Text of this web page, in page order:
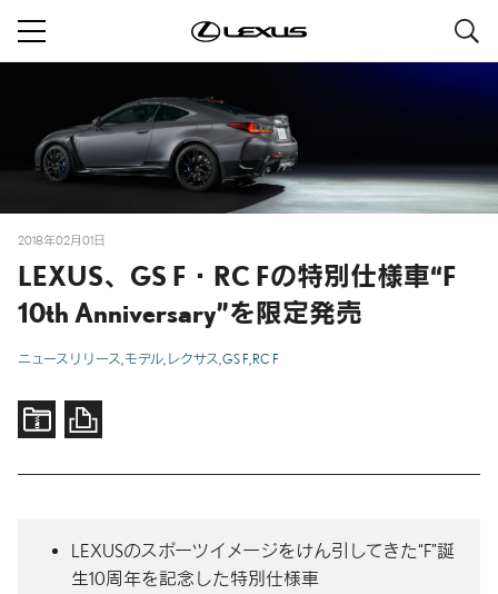
2018年02月01日
LEXUS、GS F・RC Fの特別仕様車“F
10th Anniversary”を限定発売
ニュースリリース モデル レクサス GS F RC F
LEXUSのスポーツイメージをけん引してきた“F”誕
生10周年を記念した特別仕様車